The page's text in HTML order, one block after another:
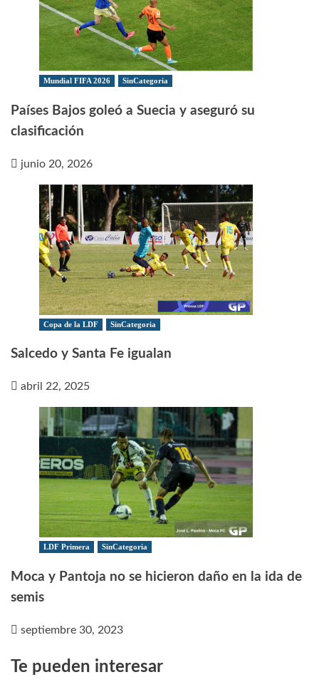
Mundial FIFA 2026 SinCategoria
Países Bajos goleó a Suecia y aseguró su
clasificación
junio 20, 2026
Copa de la LDF SinCategoria
Salcedo y Santa Fe igualan
abril 22, 2025
LDF Primera SinCategoria
Moca y Pantoja no se hicieron daño en la ida de
semis
septiembre 30, 2023
Te pueden interesar